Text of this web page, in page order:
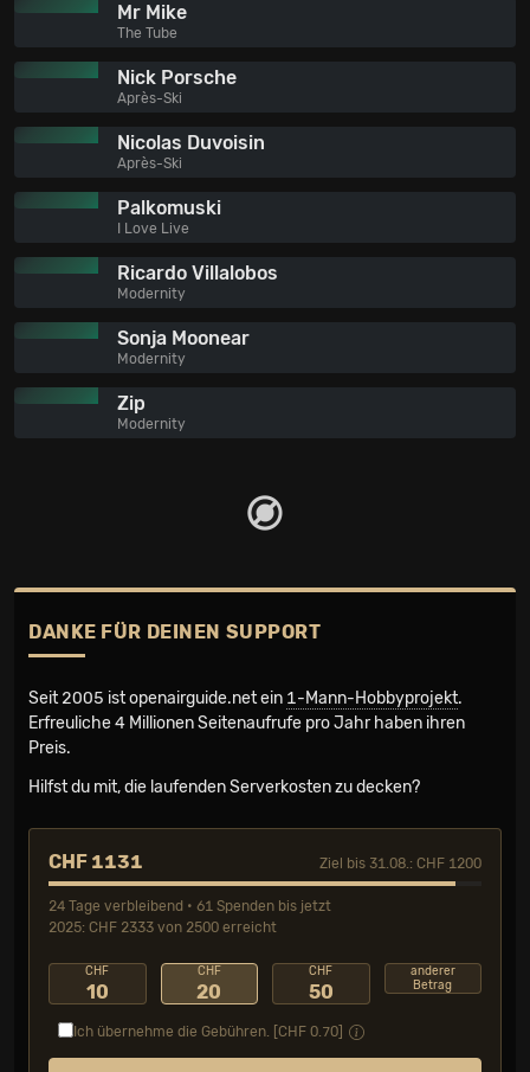
Mr Mike
The Tube
Nick Porsche
Après-Ski
Nicolas Duvoisin
Après-Ski
Palkomuski
I Love Live
Ricardo Villalobos
Modernity
Sonja Moonear
Modernity
Zip
Modernity
DANKE FÜR DEINEN SUPPORT
Seit 2005 ist openairguide.net ein 1-Mann-Hobbyprojekt.
Erfreuliche 4 Millionen Seiten­aufrufe pro Jahr haben ihren
Preis.
Hilfst du mit, die laufenden Serverkosten zu decken?
CHF 1131 Ziel bis 31.08.: CHF 1200
24 Tage verbleibend • 61 Spenden bis jetzt
2025: CHF 2333 von 2500 erreicht
CHF
10
CHF
20
CHF
50
anderer
Betrag
Ich übernehme die Gebühren. [CHF 0.70